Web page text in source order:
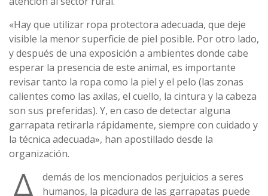
«Hay que utilizar ropa protectora adecuada, que deje
visible la menor superficie de piel posible. Por otro lado,
y después de una exposición a ambientes donde cabe
esperar la presencia de este animal, es importante
revisar tanto la ropa como la piel y el pelo (las zonas
calientes como las axilas, el cuello, la cintura y la cabeza
son sus preferidas). Y, en caso de detectar alguna
garrapata retirarla rápidamente, siempre con cuidado y
la técnica adecuada», han apostillado desde la
organización.
demás de los mencionados perjuicios a seres
humanos, la picadura de las garrapatas puede